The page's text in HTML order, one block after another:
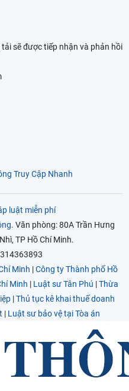
sẽ được tiếp nhận và phản hồi
luật miễn phí
. Văn phòng: 80A Trần Hưng
TP Hồ Chí Minh.
Minh |Công ty Thành phố Hồ
Minh | Luật sư Tân Phú |Thừa
|Thủ tục kê khai thuế doanh
| Luật sư bảo vệ tại Tòa án